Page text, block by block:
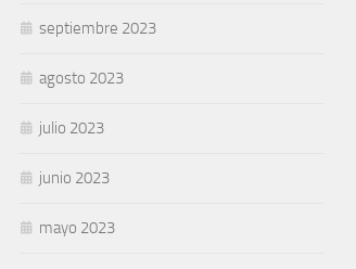
septiembre 2023
agosto 2023
julio 2023
junio 2023
mayo 2023